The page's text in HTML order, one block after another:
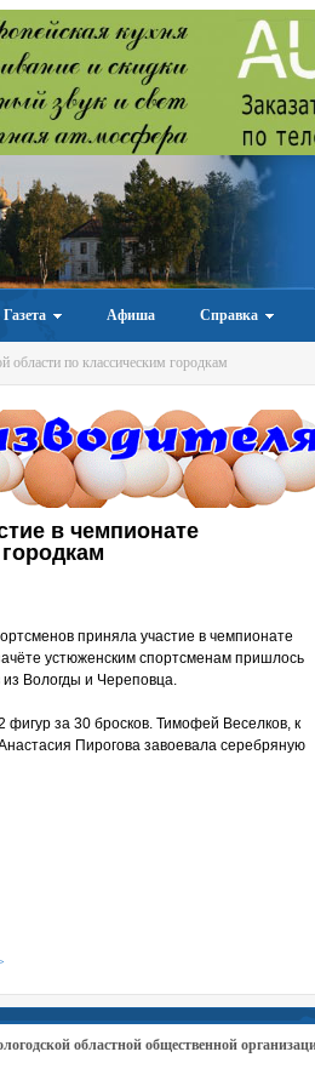
Газета Афиша Справка
области по классическим городкам
в чемпионате
приняла участие в чемпионате
устюженским спортсменам пришлось
из Вологды и Череповца.
за 30 бросков. Тимофей Веселков, к
Пирогова завоевала серебряную
областной общественной